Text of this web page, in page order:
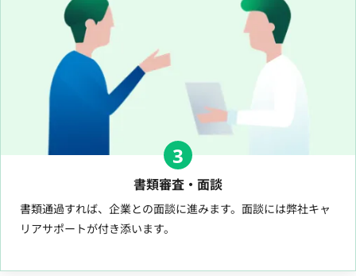
3
書類審査・面談
書類通過すれば、企業との面談に進みます。面談には弊社キャ
リアサポートが付き添います。